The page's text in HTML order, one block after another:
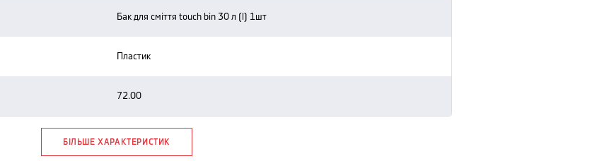
бак для сміття touch bin 30 л (l) 1шт
пластик
72.00
БІЛЬШЕ ХАРАКТЕРИСТИК